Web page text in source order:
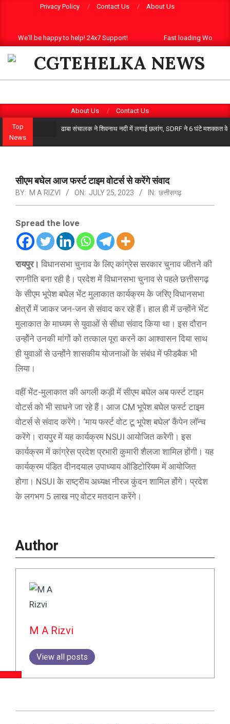
Privacy Policy Contact Us About Us
We'll be happy to help! 24x7 Support! Fast loading
CGTEHELKA
Navigation
Menu
About Us Contact Us
Top
News
ढाबा संचालक ने शिवनाथ नदी में लगाई छलांग, SDRF ने 6 घंटे मशक्कत के
सीएम बघेल आज फर्स्ट टाइम वोटर्स से करेंगे संवाद
BY: M A RIZVI ON: JULY 25, 2023 IN: छत्तीसगढ़
Spread the love
रायपुर। विधानसभा चुनाव के लिए कांग्रेस सरकार चुनाव जीतने की
रणनीति बना रही है। प्रदेश में विधानसभा चुनाव से पहले छत्तीसगढ़
के सीएम भूपेश बघेल भेंट मुलाकात कार्यक्रम के जरिए विधानसभा
क्षेत्रों में जाकर जन-जन से संवाद कर रहे हैं। हाल ही में उन्होंने भेंट
मुलाकात के माध्यम से युवाओं से सीधा संवाद किया था। इस दौरान
उन्होंने उनकी मांगों को तत्काल पूरा करने का आश्वासन दिया साथ
ही युवाओं से उन्होंने शासकीय योजनाओं के संबंध में फीडबैक भी
लिया।
वहीं भेंट-मुलाकात की अगली कड़ी में सीएम बघेल अब फर्स्ट टाइम
वोटर्स को भी साधने जा रहे हैं। आज CM भूपेश बघेल फर्स्ट टाइम
वोटर्स से संवाद करेंगे। ‘माय फर्स्ट वोट टू भूपेश बघेल’ कैंपेन लॉन्च
करेंगे। रायपुर में यह कार्यक्रम NSUI आयोजित करेगी। इस
कार्यक्रम में कांग्रेस प्रदेश प्रभारी कुमारी शैलजा शामिल होंगी। यह
कार्यक्रम पंडित दीनदयाल उपाध्याय ऑडिटोरियम में आयोजित
होगा। NSUI के राष्ट्रीय अध्यक्ष नीरज कुंदन शामिल होंगे। प्रदेश
के लगभग 5 लाख नए वोटर मतदान करेंगे।
Author
M A Rizvi
View all posts